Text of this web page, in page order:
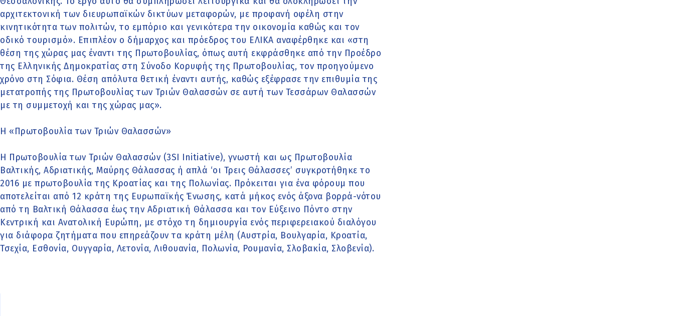
αρχιτεκτονική των διευρωπαϊκών δικτύων μεταφορών, με προφανή οφέλη στην
κινητικότητα των πολιτών, το εμπόριο και γενικότερα την οικονομία καθώς και τον
οδικό τουρισμό». Επιπλέον ο δήμαρχος και πρόεδρος του ΕΛΙΚΑ αναφέρθηκε και «στη
θέση της χώρας μας έναντι της Πρωτοβουλίας, όπως αυτή εκφράσθηκε από την Προέδρο
της Ελληνικής Δημοκρατίας στη Σύνοδο Κορυφής της Πρωτοβουλίας, τον προηγούμενο
χρόνο στη Σόφια. Θέση απόλυτα θετική έναντι αυτής, καθώς εξέφρασε την επιθυμία της
μετατροπής της Πρωτοβουλίας των Τριών Θαλασσών σε αυτή των Τεσσάρων Θαλασσών
με τη συμμετοχή και της χώρας μας».
Η «Πρωτοβουλία των Τριών Θαλασσών»
Η Πρωτοβουλία των Τριών Θαλασσών (3SI Initiative), γνωστή και ως Πρωτοβουλία
Βαλτικής, Αδριατικής, Μαύρης Θάλασσας ή απλά ‘οι Τρεις Θάλασσες’ συγκροτήθηκε το
2016 με πρωτοβουλία της Κροατίας και της Πολωνίας. Πρόκειται για ένα φόρουμ που
αποτελείται από 12 κράτη της Ευρωπαϊκής Ένωσης, κατά μήκος ενός άξονα βορρά-νότου
από τη Βαλτική Θάλασσα έως την Αδριατική Θάλασσα και τον Εύξεινο Πόντο στην
Κεντρική και Ανατολική Ευρώπη, με στόχο τη δημιουργία ενός περιφερειακού διαλόγου
για διάφορα ζητήματα που επηρεάζουν τα κράτη μέλη (Αυστρία, Βουλγαρία, Κροατία,
Τσεχία, Εσθονία, Ουγγαρία, Λετονία, Λιθουανία, Πολωνία, Ρουμανία, Σλοβακία, Σλοβενία).